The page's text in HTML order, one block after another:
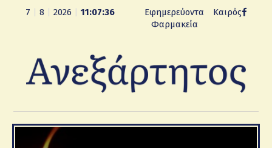
7 8 2026 11:07:38
Εφημερεύοντα
Φαρμακεία
Καιρός